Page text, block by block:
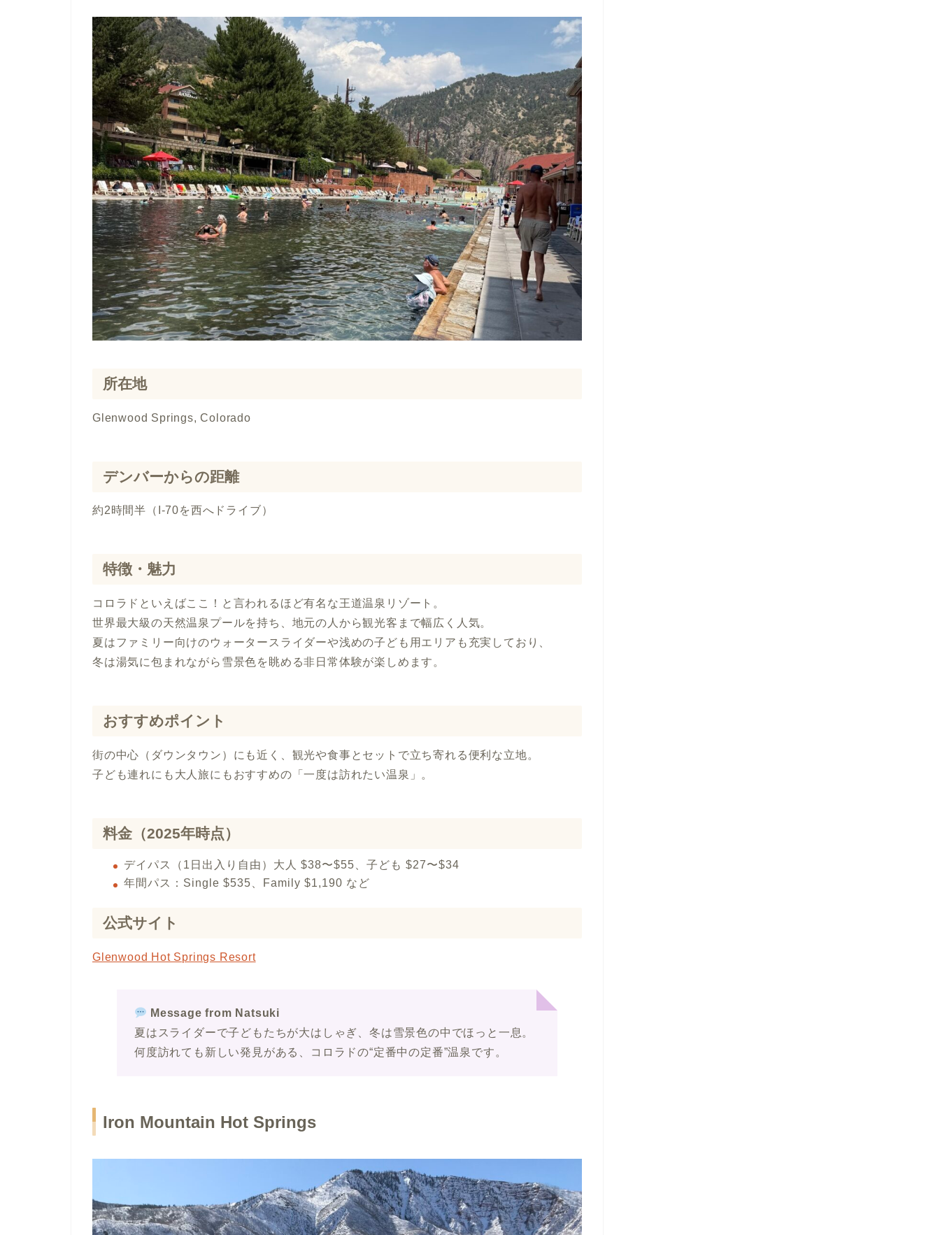
所在地
Glenwood Springs, Colorado
デンバーからの距離
約2時間半（I-70を西へドライブ）
特徴・魅力
コロラドといえばここ！と言われるほど有名な王道温泉リゾート。
世界最大級の天然温泉プールを持ち、地元の人から観光客まで幅広く人気。
夏はファミリー向けのウォータースライダーや浅めの子ども用エリアも充実しており、
冬は湯気に包まれながら雪景色を眺める非日常体験が楽しめます。
おすすめポイント
街の中心（ダウンタウン）にも近く、観光や食事とセットで立ち寄れる便利な立地。
子ども連れにも大人旅にもおすすめの「一度は訪れたい温泉」。
料金（2025年時点）
デイパス（1日出入り自由）大人 $38〜$55、子ども $27〜$34
年間パス：Single $535、Family $1,190 など
公式サイト
Glenwood Hot Springs Resort
Message from Natsuki
夏はスライダーで子どもたちが大はしゃぎ、冬は雪景色の中でほっと一息。
何度訪れても新しい発見がある、コロラドの“定番中の定番”温泉です。
Iron Mountain Hot Springs